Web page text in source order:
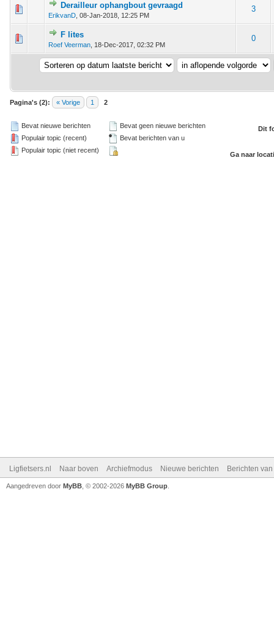
Derailleur ophangbout gevraagd
ErikvanD 08-Jan-2018, 12:25 PM
3
5 gemiddeld
12
F lites
Roef Veerman 18-Dec-2017, 02:32 PM
0
5 gemiddeld
12
Pagina's (2): « Vorige 1 2
Bevat nieuwe berichten
Populair topic (recent)
Populair topic (niet recent)
Bevat geen nieuwe berichten
Bevat berichten van u
Dit
Ga naar
Ligfietsers.nl Naar boven Archiefmodus Nieuwe berichten Berichten
Aangedreven door MyBB , © 2002-2026 MyBB Group